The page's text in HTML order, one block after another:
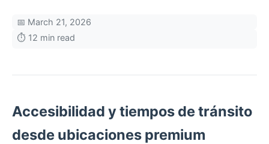
📅 March 21, 2026
⏱️ 12 min read
Accesibilidad y tiempos de tránsito
desde ubicaciones premium